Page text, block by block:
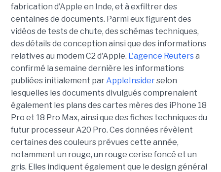
fabrication d'Apple en Inde, et à exfiltrer des
centaines de documents. Parmi eux figurent des
vidéos de tests de chute, des schémas techniques,
des détails de conception ainsi que des informations
relatives au modem C2 d'Apple. L'agence Reutersa
confirmé la semaine dernière les informations
publiées initialement parAppleInsiderselon
lesquelles les documents divulgués comprenaient
également les plans des cartes mères des iPhone 18
Pro et 18 Pro Max, ainsi que des fiches techniques du
futur processeur A20 Pro. Ces données révèlent
certaines des couleurs prévues cette année,
notamment un rouge, un rouge cerise foncé et un
gris. Elles indiquent également que le design général